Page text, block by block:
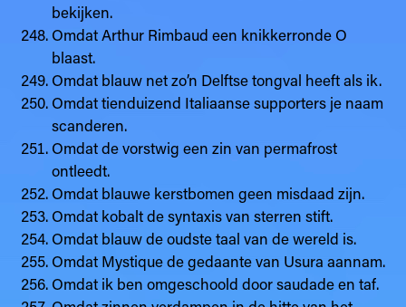
bekijken.
Omdat Arthur Rimbaud een knikkerronde O
blaast.
Omdat blauw net zo’n Delftse tongval heeft als ik.
Omdat tienduizend Italiaanse supporters je naam
scanderen.
Omdat de vorstwig een zin van permafrost
ontleedt.
Omdat blauwe kerstbomen geen misdaad zijn.
Omdat kobalt de syntaxis van sterren stift.
Omdat blauw de oudste taal van de wereld is.
Omdat Mystique de gedaante van Usura aannam.
Omdat ik ben omgeschoold door saudade en taf.